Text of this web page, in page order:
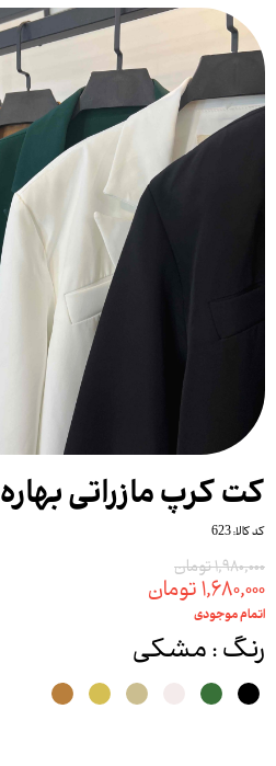
کت کرپ مازراتی بهاره
کد کالا: 623
۱,۹۸۰,۰۰۰ تومان
۱,۶۸۰,۰۰۰ تومان
اتمام موجودی
رنگ: مشکی